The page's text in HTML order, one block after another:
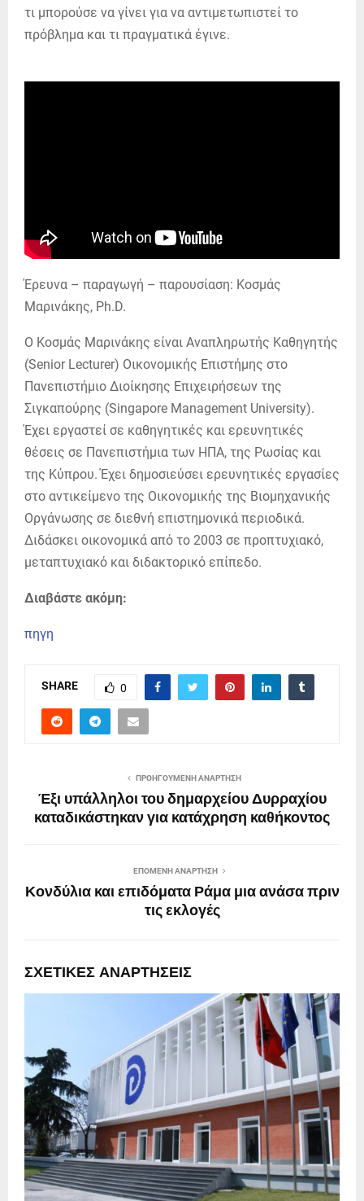
τι μπορούσε να γίνει για να αντιμετωπιστεί το
πρόβλημα και τι πραγματικά έγινε.
Έρευνα – παραγωγή – παρουσίαση: Κοσμάς
Μαρινάκης, Ph.D.
Ο Κοσμάς Μαρινάκης είναι Αναπληρωτής Καθηγητής
(Senior Lecturer) Οικονομικής Επιστήμης στο
Πανεπιστήμιο Διοίκησης Επιχειρήσεων της
Σιγκαπούρης (Singapore Management University).
Έχει εργαστεί σε καθηγητικές και ερευνητικές
θέσεις σε Πανεπιστήμια των ΗΠΑ, της Ρωσίας και
της Κύπρου. Έχει δημοσιεύσει ερευνητικές εργασίες
στο αντικείμενο της Οικονομικής της Βιομηχανικής
Οργάνωσης σε διεθνή επιστημονικά περιοδικά.
Διδάσκει οικονομικά από το 2003 σε προπτυχιακό,
μεταπτυχιακό και διδακτορικό επίπεδο.
Διαβάστε ακόμη:
πηγη
SHARE 0
ΠΡΟΗΓΟΎΜΕΝΗ ΑΝΆΡΤΗΣΗ
Έξι υπάλληλοι του δημαρχείου Δυρραχίου
καταδικάστηκαν για κατάχρηση καθήκοντος
ΕΠΌΜΕΝΗ ΑΝΆΡΤΗΣΗ
Κονδύλια και επιδόματα Ράμα μια ανάσα πριν
τις εκλογές
ΣΧΕΤΙΚΈΣ ΑΝΑΡΤΉΣΕΙΣ